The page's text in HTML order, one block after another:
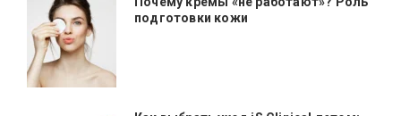
подготовки кожи